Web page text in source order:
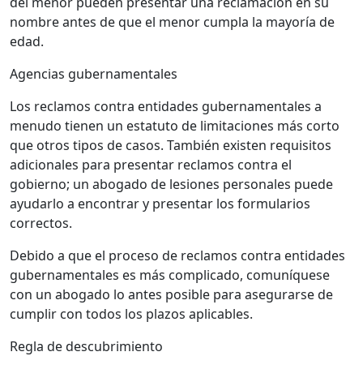
nombre antes de que el menor cumpla la mayoría de
edad.
Agencias gubernamentales
Los reclamos contra entidades gubernamentales a
menudo tienen un estatuto de limitaciones más corto
que otros tipos de casos. También existen requisitos
adicionales para presentar reclamos contra el
gobierno; un abogado de lesiones personales puede
ayudarlo a encontrar y presentar los formularios
correctos.
Debido a que el proceso de reclamos contra entidades
gubernamentales es más complicado, comuníquese
con un abogado lo antes posible para asegurarse de
cumplir con todos los plazos aplicables.
Regla de descubrimiento